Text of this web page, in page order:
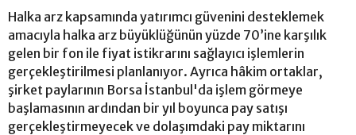
Halka arz kapsamında yatırımcı güvenini desteklemek
amacıyla halka arz büyüklüğünün yüzde 70’ine karşılık
gelen bir fon ile fiyat istikrarını sağlayıcı işlemlerin
gerçekleştirilmesi planlanıyor. Ayrıca hâkim ortaklar,
şirket paylarının Borsa İstanbul'da işlem görmeye
başlamasının ardından bir yıl boyunca pay satışı
gerçekleştirmeyecek ve dolaşımdaki pay miktarını